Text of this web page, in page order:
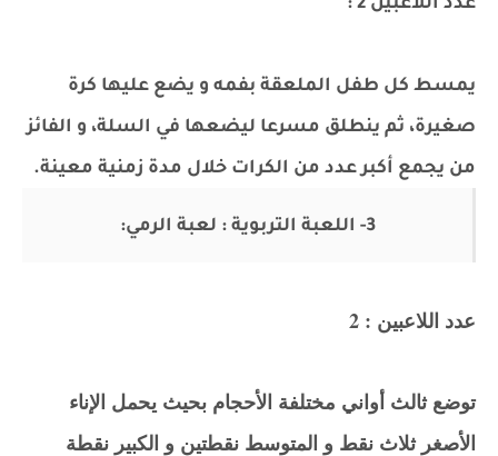
عدد اللاعبين 2 :
يمسط كل طفل الملعقة بفمه و يضع عليها كرة
صغيرة، ثم ينطلق مسرعا ليضعها في السلة، و الفائز
من يجمع أكبر عدد من الكرات خلال مدة زمنية معينة.
3- اللعبة التربوية : لعبة الرمي:
عدد اللاعبين : 2
توضع ثالث أواني مختلفة الأحجام بحيث يحمل الإناء
الأصغر ثلاث نقط و المتوسط نقطتين و الكبير نقطة